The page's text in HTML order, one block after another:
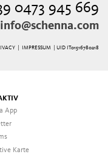
0473 945 669
info@schenna.com
| IMPRESSUM | UID IT01516780218
App
Karte